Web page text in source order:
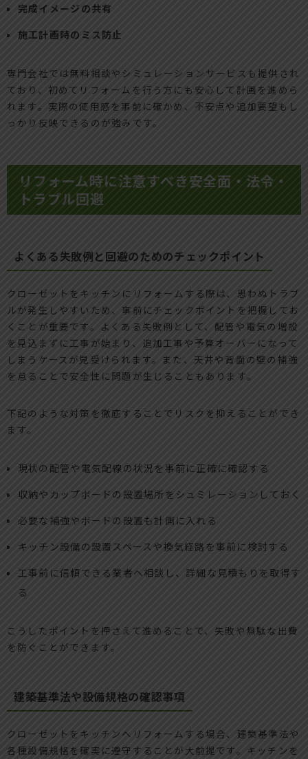
完成イメージの共有
施工計画時のミス防止
専門会社では無料相談やシミュレーションサービスも提供され
ており、初めてリフォームを行う方にも安心して計画を進めら
れます。実際の使用感を事前に確かめ、不安点や追加要望もし
っかり反映できるのが強みです。
リフォーム時に注意すべき安全面・法令・
トラブル回避
よくある失敗例と回避のためのチェックポイント
クローゼットをキッチンにリフォームする際は、思わぬトラブ
ルが発生しやすいため、事前にチェックポイントを把握してお
くことが重要です。よくある失敗例として、配管や電気の増設
を見込まずに工事が始まり、追加工事や予算オーバーになって
しまうケースが見受けられます。また、天井や背面の壁の補強
を怠ることで安全性に問題が生じることもあります。
下記のような対策を徹底することでリスクを抑えることができ
ます。
現状の配管や電気配線の状況を事前に正確に確認する
収納やカップボードの設置場所をシュミレーションしておく
必要な補強やボードの設置も計画に入れる
キッチン設備の設置スペースや換気経路を事前に検討する
工事前に信頼できる業者へ相談し、詳細な見積もりを取得す
る
こうしたポイントを押さえて進めることで、失敗や無駄な出費
を防ぐことができます。
建築基準法や設備規格の確認事項
クローゼットをキッチンへリフォームする場合、建築基準法や
各種設備規格を確実に遵守することが大前提です。キッチンを